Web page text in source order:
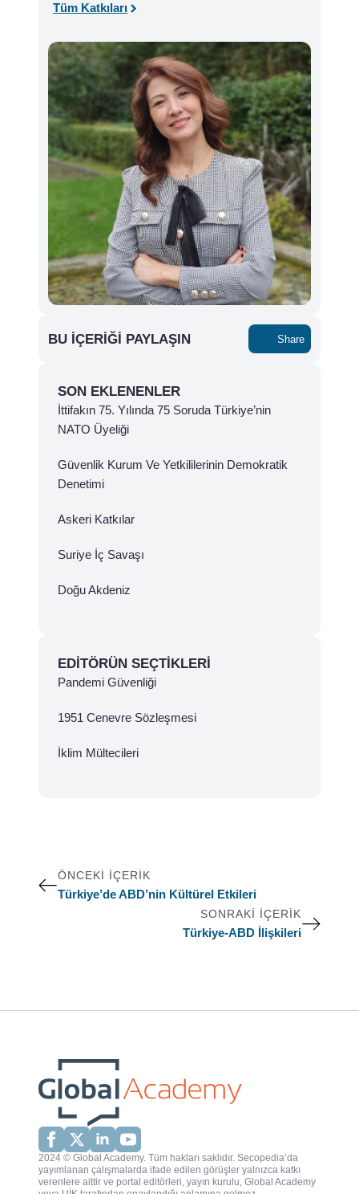
Tüm Katkıları
BU İÇERIĞI PAYLAŞIN Share
SON EKLENENLER
İttifakın 75. Yılında 75 Soruda Türkiye’nin
NATO Üyeliği
Güvenlik Kurum Ve Yetkililerinin Demokratik
Denetimi
Askeri Katkılar
Suriye İç Savaşı
Doğu Akdeniz
EDITÖRÜN SEÇTIKLERI
Pandemi Güvenliği
1951 Cenevre Sözleşmesi
İklim Mültecileri
ÖNCEKI İÇERIK
Türkiye’de ABD’nin Kültürel Etkileri
SONRAKI İÇERIK
Türkiye-ABD İlişkileri
2024 © Global Academy. Tüm hakları saklıdır. Secopedia’da
yayımlanan çalışmalarda ifade edilen görüşler yalnızca katkı
verenlere aittir ve portal editörleri, yayın kurulu, Global Academy